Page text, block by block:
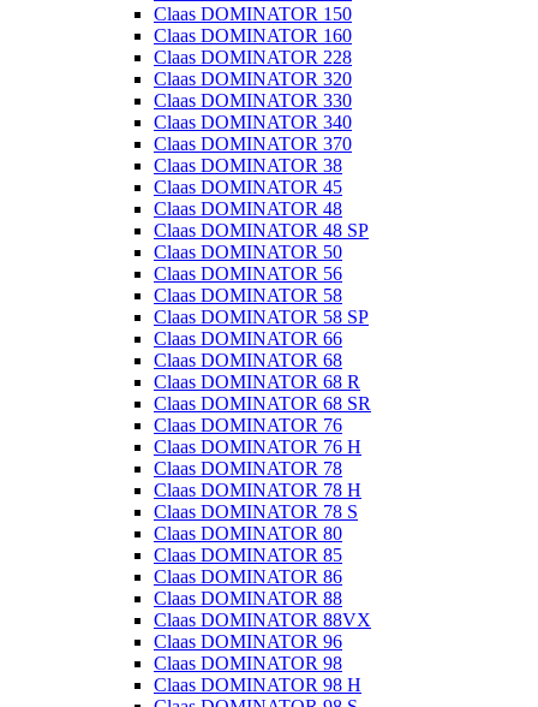
Claas DOMINATOR 150
Claas DOMINATOR 160
Claas DOMINATOR 228
Claas DOMINATOR 320
Claas DOMINATOR 330
Claas DOMINATOR 340
Claas DOMINATOR 370
Claas DOMINATOR 38
Claas DOMINATOR 45
Claas DOMINATOR 48
Claas DOMINATOR 48 SP
Claas DOMINATOR 50
Claas DOMINATOR 56
Claas DOMINATOR 58
Claas DOMINATOR 58 SP
Claas DOMINATOR 66
Claas DOMINATOR 68
Claas DOMINATOR 68 R
Claas DOMINATOR 68 SR
Claas DOMINATOR 76
Claas DOMINATOR 76 H
Claas DOMINATOR 78
Claas DOMINATOR 78 H
Claas DOMINATOR 78 S
Claas DOMINATOR 80
Claas DOMINATOR 85
Claas DOMINATOR 86
Claas DOMINATOR 88
Claas DOMINATOR 88VX
Claas DOMINATOR 96
Claas DOMINATOR 98
Claas DOMINATOR 98 H